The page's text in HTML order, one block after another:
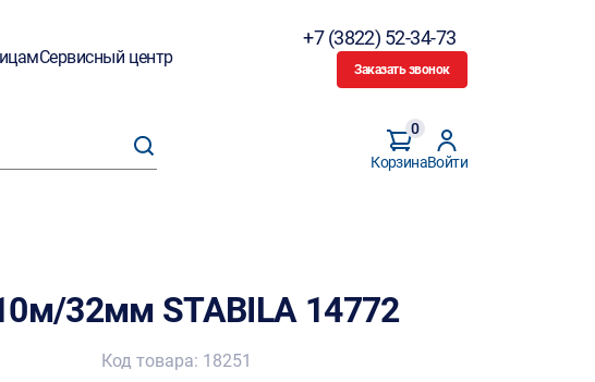
Сервисный центр
+7 (3822) 52-34-73
Заказать звонок
Корзина
0
Войти
32мм STABILA 14772
Код товара: 18251